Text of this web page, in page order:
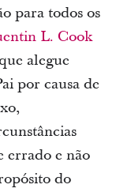
para todos os
L. Cook
alegue
por causa de
errado e não
do